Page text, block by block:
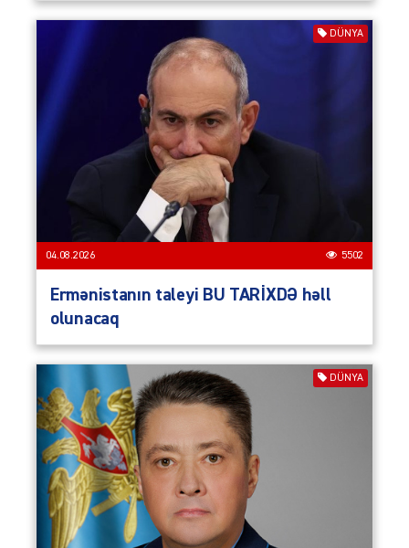
DÜNYA
04.08.2026 5502
Ermənistanın taleyi BU TARİXDƏ həll
olunacaq
DÜNYA